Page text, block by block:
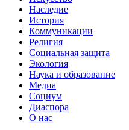
Наследие
История
Коммуникации
Религия
Социальная защита
Экология
Наука и образование
Медиа
Социум
Диаспора
О нас